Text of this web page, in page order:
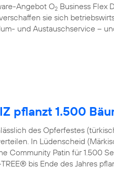
Angebot O2 Business Flex
sie sich
und Austauschservice –
pflanzt 1.500
des Opferfestes
In Lüdenscheid
Community Patin für 1.500
bis Ende des Jahres